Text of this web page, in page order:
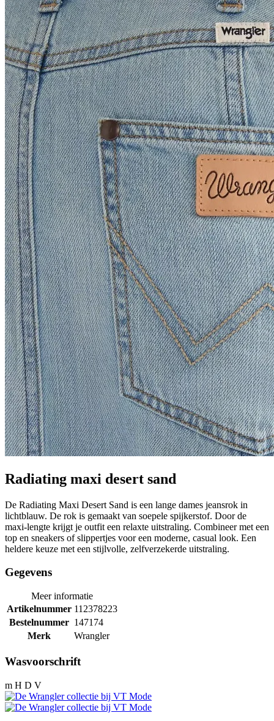
Radiating maxi desert sand
De Radiating Maxi Desert Sand is een lange dames jeansrok in
lichtblauw. De rok is gemaakt van soepele spijkerstof. Door de
maxi-lengte krijgt je outfit een relaxte uitstraling. Combineer met een
top en sneakers of slippertjes voor een moderne, casual look. Een
heldere keuze met een stijlvolle, zelfverzekerde uitstraling.
Gegevens
Meer informatie
Artikelnummer 112378223
Bestelnummer 147174
Merk
Wrangler
Wasvoorschrift
m H D V